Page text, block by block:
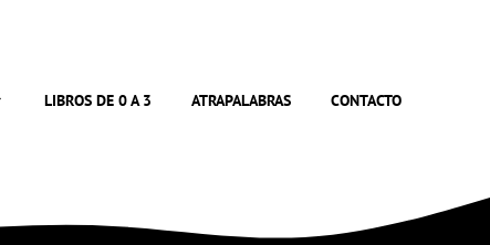
LIBROS DE 0 A 3 ATRAPALABRAS CONTACTO